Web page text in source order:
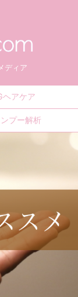
ディア
ヘアケア
プー解析